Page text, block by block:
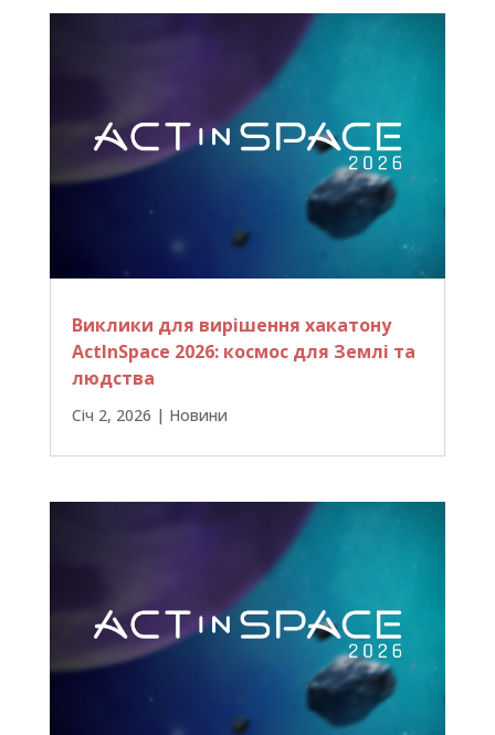
Виклики для вирішення хакатону
ActInSpace 2026: космос для Землі та
людства
Січ 2, 2026 | Новини